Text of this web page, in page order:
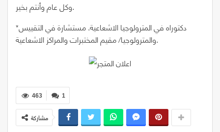
وكل عام وأنتم بخير.
*دكتوراه في المترولوجيا الاشعاعية. مستشارة في التقييس
والمترولوجيا/ مقيم المختبرات والمراكز الاشعاعية.
1
463
مشاركة